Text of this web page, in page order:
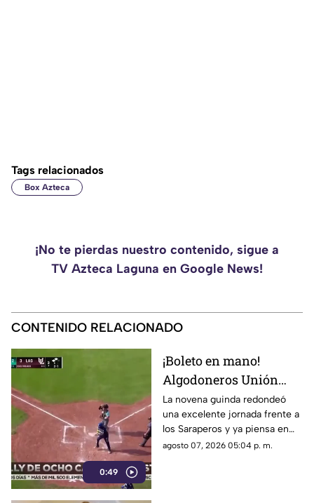
Tags relacionados
Box Azteca
¡No te pierdas nuestro contenido, sigue a
TV Azteca Laguna en Google News!
CONTENIDO RELACIONADO
0:49
¡Boleto en mano!
Algodoneros Unión
Laguna amarra su pase
directo a los playoffs
La novena guinda redondeó
una excelente jornada frente a
los Saraperos y ya piensa en
los emocionantes duelos de la
agosto 07, 2026 05:04 p. m.